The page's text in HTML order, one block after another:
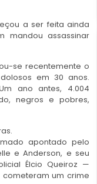
a ser feita ainda
mandou assassinar
se recentemente o
em 30 anos.
ano antes, 4.004
negros e pobres,
apontado pelo
e Anderson, e seu
Élcio Queiroz —
um crime